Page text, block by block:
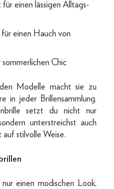
einen lässigen Alltags-
einen Hauch von
Chic
Modelle macht sie zu
in jeder Brillensammlung.
setzt du nicht nur
unterstreichst auch
stilvolle Weise.
einen modischen Look,